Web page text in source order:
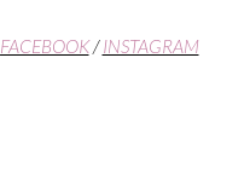
FACEBOOK/INSTAGRAM